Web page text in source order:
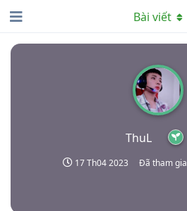
ThuL
17 Th04 2023 Đã tham gia
Bài viết